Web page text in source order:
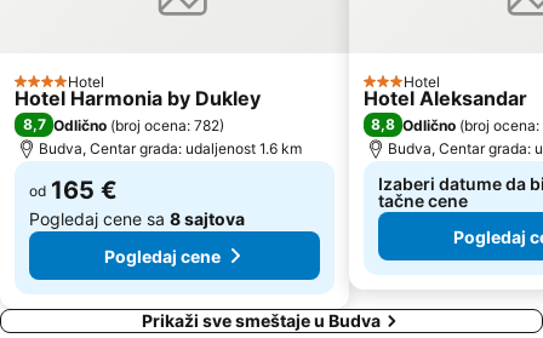
Praznik Mimoze
Kalardovo
Almara Beach
Aerodrom Podgorica
Stari Bar
4 Zvezdice
Hotel
Hotel Harmonia by Dukley
8,7 Odlično (broj ocena: 782)
Budva, Centar grada: udaljenost 1.6 km
od 165 €
Pogledaj cene sa 8 sajtova
Pogledaj cene
3 Zvezdice
Hotel
Hotel Aleksandar
8,8 Odlično (broj ocena:
Budva, Centar grada:
Izaberi datume da
tačne cene
Pogledaj
Prikaži sve smeštaje u Budva